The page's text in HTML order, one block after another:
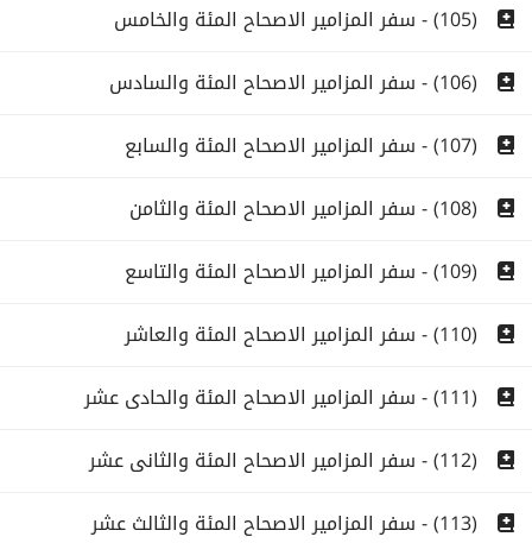
(105) - سفر المزامير الاصحاح المئة والخامس
(106) - سفر المزامير الاصحاح المئة والسادس
(107) - سفر المزامير الاصحاح المئة والسابع
(108) - سفر المزامير الاصحاح المئة والثامن
(109) - سفر المزامير الاصحاح المئة والتاسع
(110) - سفر المزامير الاصحاح المئة والعاشر
(111) - سفر المزامير الاصحاح المئة والحادى عشر
(112) - سفر المزامير الاصحاح المئة والثانى عشر
(113) - سفر المزامير الاصحاح المئة والثالث عشر